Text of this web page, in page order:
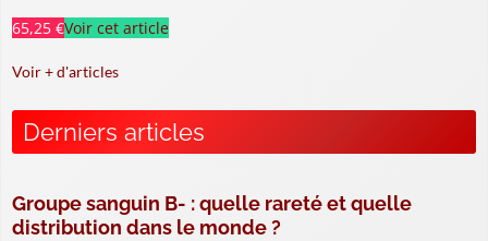
65,25 €Voir cet article
Voir + d'articles
Derniers articles
Groupe sanguin B- : quelle rareté et quelle
distribution dans le monde ?